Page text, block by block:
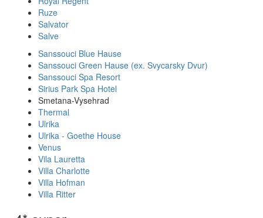
Ruze
Salvator
Salve
Sanssouci Blue Hause
Sanssouci Green Hause (ex. Svycarsky Dvur)
Sanssouci Spa Resort
Sirius Park Spa Hotel
Smetana-Vysehrad
Thermal
Ulrika
Ulrika - Goethe House
Venus
Vila Lauretta
Villa Charlotte
Villa Hofman
Villa Ritter